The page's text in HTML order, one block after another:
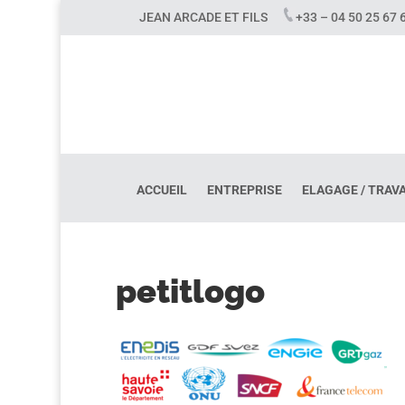
JEAN ARCADE ET FILS +33 – 04 50 25
ACCUEIL ENTREPRISE ELAGAGE /
petitlogo